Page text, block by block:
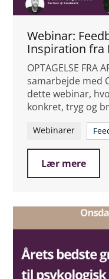
Webinar:
Inspiration fra
OPTAGELSE FRA
samarbejde med
dette webinar,
konkret, tryg og
Webinarer
Lær mere